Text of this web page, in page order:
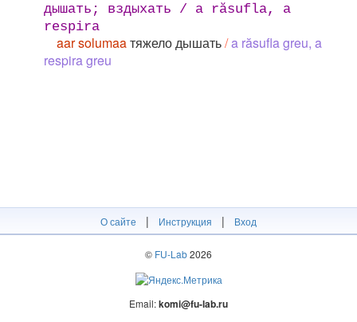
дышать; вздыхать / а răsufla, a
respira
aar solumaaтяжело дышать/a răsufla greu, a
respira greu
О сайте | Инструкция | Вход
© FU-Lab2026
Email:komi@fu-lab.ru